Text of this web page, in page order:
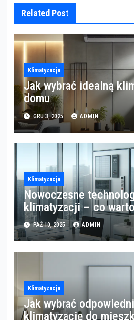
Related Post
Klimatyzacja
Jak wybrać idealną
domu
GRU 3, 2025 ADMIN
Klimatyzacja
Nowoczesne
klimatyzacji – co
PAŹ 10, 2025 ADMIN
Klimatyzacja
Jak wybrać
klimatyzację do